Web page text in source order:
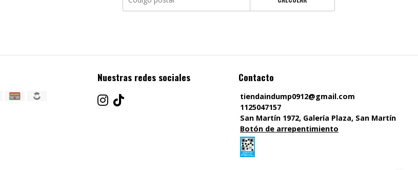
Nuestras redes sociales Contacto
tiendaindump0912@gmail.com
1125047157
San Martín 1972, Galería Plaza, San Martín
Botón de arrepentimiento